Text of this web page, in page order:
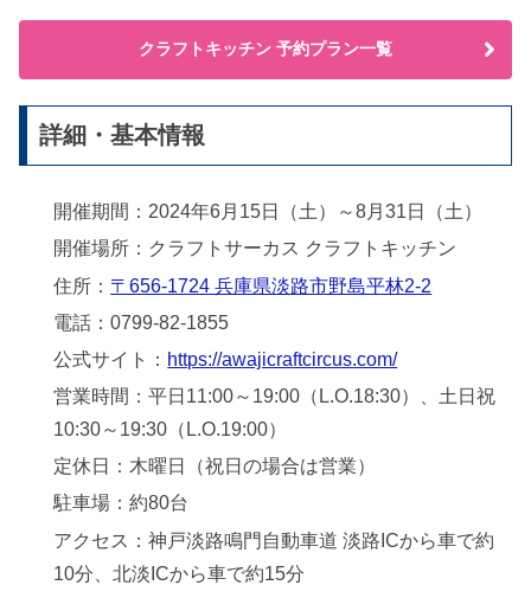
クラフトキッチン 予約プラン一覧
詳細・基本情報
開催期間：2024年6月15日（土）～8月31日（土）
開催場所：クラフトサーカス クラフトキッチン
住所： 〒656-1724 兵庫県淡路市野島平林2-2
電話：0799-82-1855
公式サイト： https://awajicraftcircus.com/
営業時間：平日11:00～19:00（L.O.18:30）、土日祝
10:30～19:30（L.O.19:00）
定休日：木曜日（祝日の場合は営業）
駐車場：約80台
アクセス：神戸淡路鳴門自動車道 淡路ICから車で約
10分、北淡ICから車で約15分